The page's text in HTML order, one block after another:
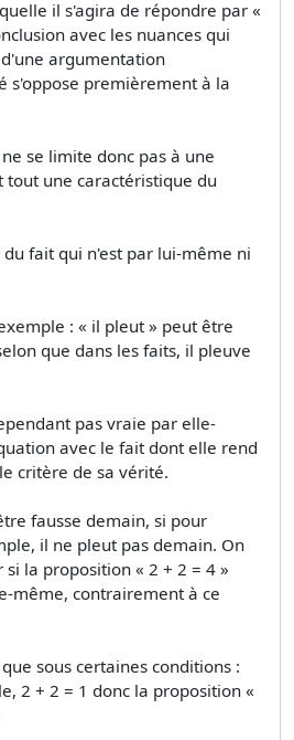
il s'agira de répondre par «
avec les nuances qui
argumentation
s'oppose premièrement à la
se limite donc pas à une
tout une caractéristique du
du fait qui n'est par lui-même ni
: « il pleut » peut être
que dans les faits, il pleuve
pas vraie par elle-
avec le fait dont elle rend
critère de sa vérité.
fausse demain, si pour
il ne pleut pas demain. On
la proposition « 2 + 2 = 4 »
même, contrairement à ce
sous certaines conditions :
2 + 2 = 1 donc la proposition «